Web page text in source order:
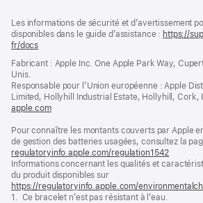
de
page
de
bas
page
Les informations de sécurité et d’avertissement
disponibles dans le guide d’assistance : https://
fr/docs
une
fenêtre)
Fabricant : Apple Inc. One Apple Park Way,
Unis.
Responsable pour l’Union européenne : Apple
Limited, Hollyhill Industrial Estate, Hollyhill, Cork,
apple.com(s’ouvre
une
nouvelle
fenêtre)
Pour connaître les montants couverts par Apple
de gestion des batteries usagées, consultez la
regulatoryinfo.apple.com/regulation1542
dans
nouvelle
Informations concernant les qualités et
du produit disponibles sur
https://regulatoryinfo.apple.com/
1. Ce bracelet n’est pas résistant à l’eau.